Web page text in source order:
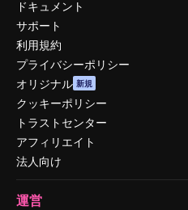
ドキュメント
サポート
利用規約
プライバシーポリシー
オリジナル 新規
クッキーポリシー
トラストセンター
アフィリエイト
法人向け
運営